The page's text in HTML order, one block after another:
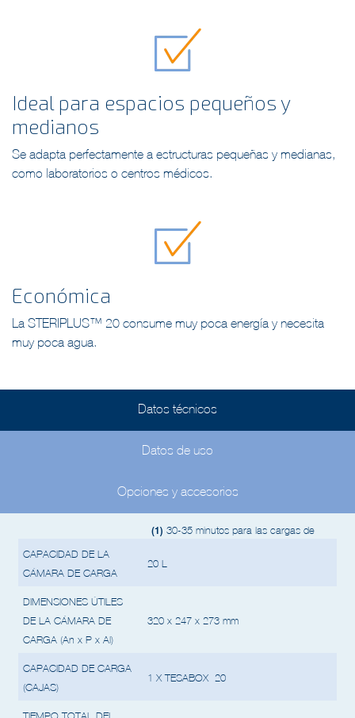
Ideal para espacios pequeños y
medianos
Se adapta perfectamente a estructuras pequeñas y medianas,
como laboratorios o centros médicos.
Económica
La STERIPLUS™ 20 consume muy poca energía y necesita
muy poca agua.
Datos técnicos
Datos de uso
Opciones y accesorios
CAPACIDAD DE LA
CÁMARA DE CARGA
20 L
DIMENSIONES ÚTILES
DE LA CÁMARA DE
CARGA (An x P x Al)
320 x 247 x 273 mm
CAPACIDAD DE CARGA
(CAJAS)
1 X TESABOX 20
(1) 30-35 minutos para las cargas de